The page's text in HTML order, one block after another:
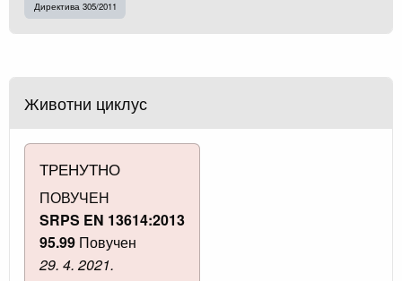
Директива 305/2011
Животни циклус
ТРЕНУТНО
ПОВУЧЕН
SRPS EN 13614:2013
95.99 Повучен
29. 4. 2021.